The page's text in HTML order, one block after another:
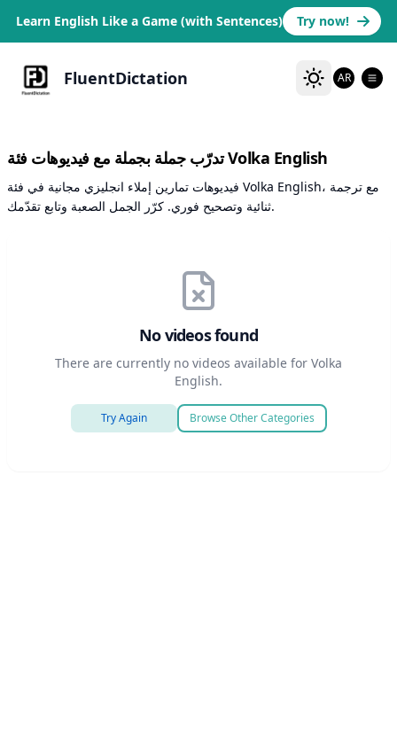
Learn English Like a Game (with Sentences) Try now!
FluentDictation AR
تدرّب جملة بجملة مع فيديوهات فئة Volka English
فيديوهات تمارين إملاء انجليزي مجانية في فئة Volka English، مع ترجمة
ثنائية وتصحيح فوري. كرّر الجمل الصعبة وتابع تقدّمك.
No videos found
There are currently no videos available for Volka
English.
Try Again Browse Other Categories